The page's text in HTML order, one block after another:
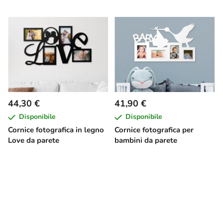
Cornice fotografica in legno
Love da parete
44,30 €
Disponibile
Cornice fotografica per
bambini da parete
41,90 €
Disponibile